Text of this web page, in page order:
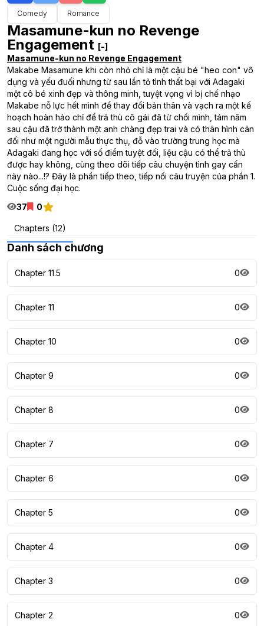
Comedy Romance
Masamune-kun no Revenge
Engagement [-]
Masamune-kun no Revenge Engagement
Makabe Masamune khi còn nhỏ chỉ là một cậu bé "heo con" vô
dụng và yếu đuối nhưng từ sau lần tỏ tình thất bại với Adagaki
một cô bé xinh đẹp và thông minh, tuyệt vọng vì bị chế nhạo
Makabe nỗ lực hết mình để thay đổi bản thân và vạch ra một kế
hoạch hoàn hảo chỉ để trả thù cô gái đã từ chối mình, tám năm
sau cậu đã trở thành một anh chàng đẹp trai và có thân hình cân
đối như một người mẫu thực thụ, đỗ vào trường trung học mà
Adagaki đang học với số điểm tuyệt đối, liệu cậu có thể trả thù
được hay không, cùng theo dõi tiếp câu chuyện tình gay cấn
này nào...!? Đây là phần tiếp theo, tiếp nối câu truyện của phần 1.
Cuộc sống đại học.
37
0
Chapters (12)
Danh sách chương
Chapter 11.5 0
Chapter 11 0
Chapter 10 0
Chapter 9 0
Chapter 8 0
Chapter 7 0
Chapter 6 0
Chapter 5 0
Chapter 4 0
Chapter 3 0
Chapter 2 0